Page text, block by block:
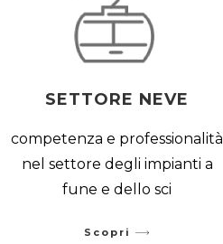
SETTORE NEVE
competenza e professionalità
nel settore degli impianti a
fune e dello sci
Scopri